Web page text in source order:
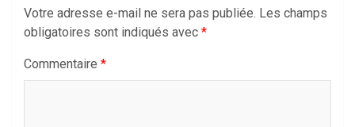
Votre adresse e-mail ne sera pas publiée. Les champs
obligatoires sont indiqués avec *
Commentaire *